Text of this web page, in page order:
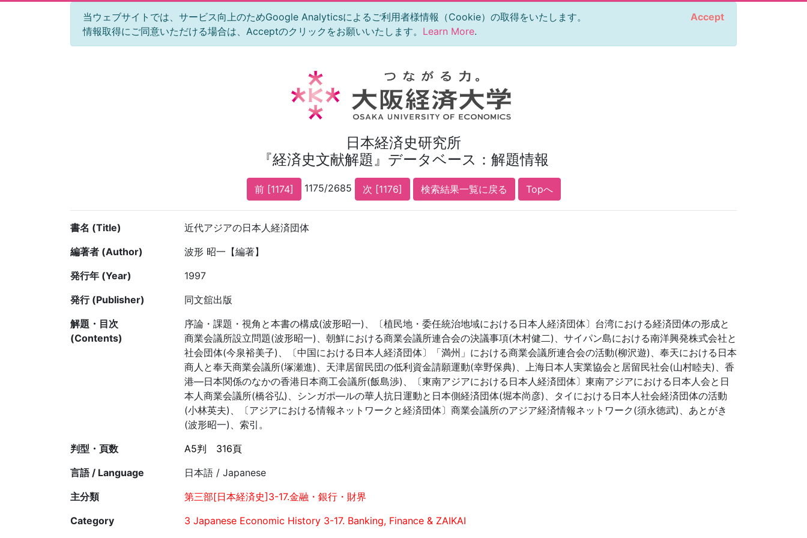
当ウェブサイトでは、サービス向上のためGoogle Analyticsによるご利用者様情報（Cookie）の取得をいたします。
情報取得にご同意いただける場合は、Acceptのクリックをお願いいたします。 Learn More.
Accept
日本経済史研究所
『経済史文献解題』データベース：解題情報
前 [1174] 1175/2685 次 [1176] 検索結果一覧に戻る Topへ
書名 (Title)
近代アジアの日本人経済団体
編著者 (Author)
波形 昭一【編著】
発行年 (Year)
1997
発行 (Publisher)
同文舘出版
解題・目次
(Contents)
序論・課題・視角と本書の構成(波形昭一)、〔植民地・委任統治地域における日本人経済団体〕台湾における経済団体の形成と
商業会議所設立問題(波形昭一)、朝鮮における商業会議所連合会の決議事項(木村健二)、サイパン島における南洋興発株式会社と
社会団体(今泉裕美子)、〔中国における日本人経済団体〕「満州」における商業会議所連合会の活動(柳沢遊)、奉天における日本
商人と奉天商業会議所(塚瀬進)、天津居留民団の低利資金請願運動(幸野保典)、上海日本人実業協会と居留民社会(山村睦夫)、香
港—日本関係のなかの香港日本商工会議所(飯島渉)、〔東南アジアにおける日本人経済団体〕東南アジアにおける日本人会と日
本人商業会議所(橋谷弘)、シンガポ—ルの華人抗日運動と日本側経済団体(堀本尚彦)、タイにおける日本人社会経済団体の活動
(小林英夫)、〔アジアにおける情報ネットワークと経済団体〕商業会議所のアジア経済情報ネットワーク(須永徳武)、あとがき
(波形昭一)、索引。
判型・頁数
A5判
316頁
言語 / Language
日本語 / Japanese
主分類
第三部[日本経済史]3-17.金融・銀行・財界
Category
3 Japanese Economic History 3-17. Banking, Finance & ZAIKAI